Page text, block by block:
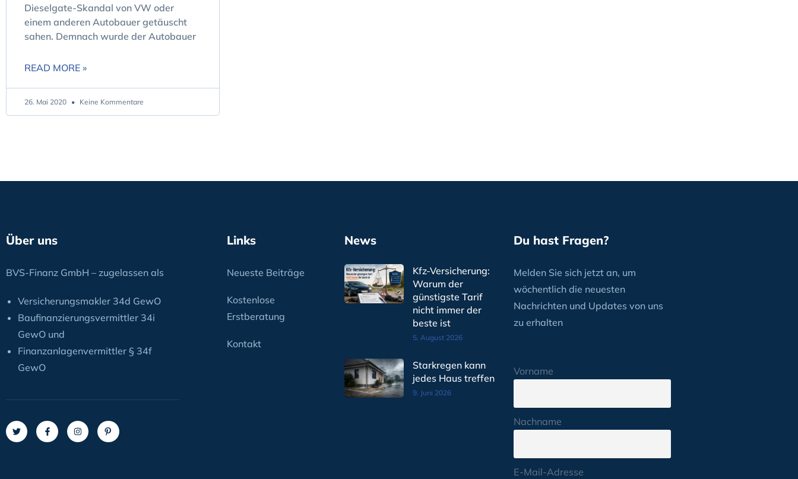
Dieselgate-Skandal von VW oder
einem anderen Autobauer getäuscht
sahen. Demnach wurde der Autobauer
READ MORE »
26. Mai 2020 Keine Kommentare
Über uns
BVS-Finanz GmbH – zugelassen als
Versicherungsmakler 34d GewO
Baufinanzierungsvermittler 34i
GewO und
Finanzanlagenvermittler § 34f
GewO
Links
Neueste Beiträge
Kostenlose
Erstberatung
Kontakt
News
Kfz-Versicherung:
Warum der
günstigste Tarif
nicht immer der
beste ist
5. August 2026
Starkregen kann
jedes Haus treffen
9. Juni 2026
Du hast Fragen?
Melden Sie sich jetzt an, um
wöchentlich die neuesten
Nachrichten und Updates von uns
zu erhalten
Vorname
Nachname
E-Mail-Adresse